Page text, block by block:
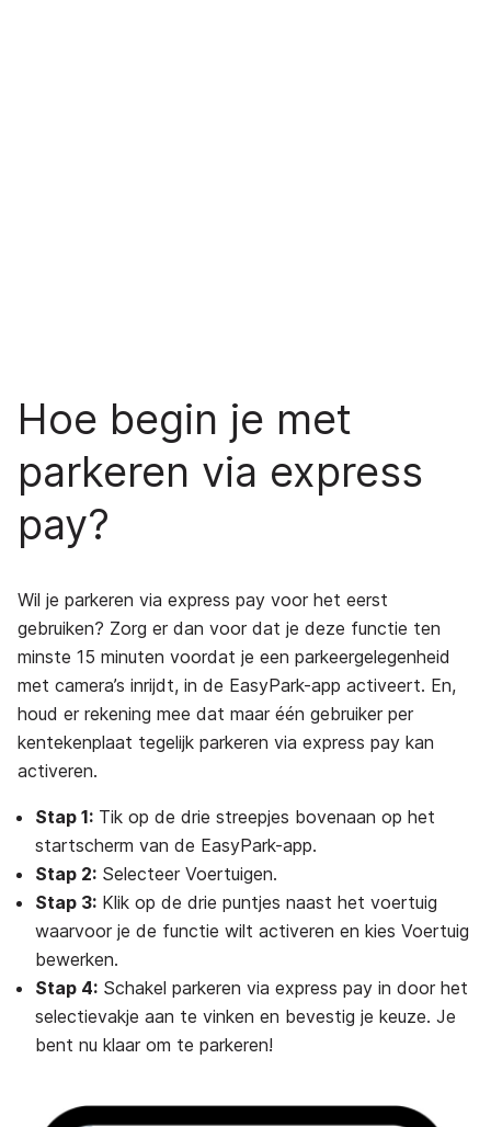
Hoe begin je met
parkeren via express
pay?
Wil je parkeren via express pay voor het eerst
gebruiken? Zorg er dan voor dat je deze functie ten
minste 15 minuten voordat je een parkeergelegenheid
met camera’s inrijdt, in de EasyPark-app activeert. En,
houd er rekening mee dat maar één gebruiker per
kentekenplaat tegelijk parkeren via express pay kan
activeren.
Stap 1: Tik op de drie streepjes bovenaan op het
startscherm van de EasyPark-app.
Stap 2: Selecteer Voertuigen.
Stap 3: Klik op de drie puntjes naast het voertuig
waarvoor je de functie wilt activeren en kies Voertuig
bewerken.
Stap 4: Schakel parkeren via express pay in door het
selectievakje aan te vinken en bevestig je keuze. Je
bent nu klaar om te parkeren!